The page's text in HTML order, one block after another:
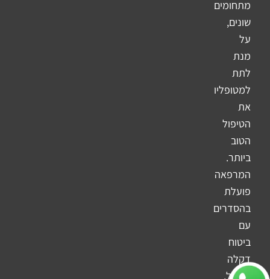
מתחומים
שונים,
על
מנת
לתת
למטופליו
את
הטיפול
הטוב
ביותר.
המרפאה
פועלת
בהסדרים
עם
ביטוח
דקלה
והראל,